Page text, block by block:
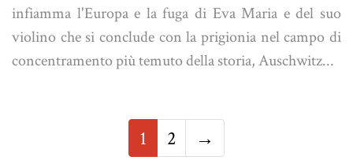
infiamma l'Europa e la fuga di Eva Maria e del suo
violino che si conclude con la prigionia nel campo di
concentramento più temuto della storia, Auschwitz...
1 2 →